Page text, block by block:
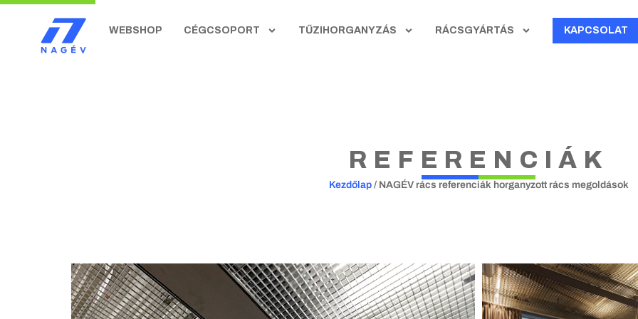
WEBSHOP CÉGCSOPORT TŰZIHORGANYZÁS RÁCSGYÁRTÁS KAPCSOLAT
REFERENCIÁK
Kezdőlap/ NAGÉV rács referenciák horganyzott rács megoldások